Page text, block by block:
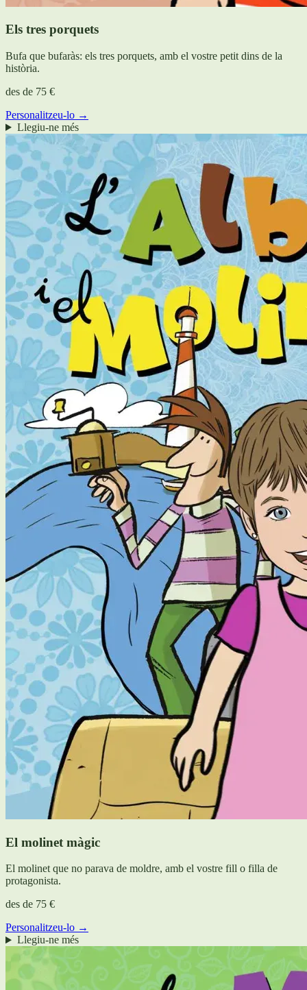
Els tres porquets
Bufa que bufaràs: els tres porquets, amb el vostre petit dins de la
història.
des de 75 €
Personalitzeu-lo →
Llegiu-ne més
El molinet màgic
El molinet que no parava de moldre, amb el vostre fill o filla de
protagonista.
des de 75 €
Personalitzeu-lo →
Llegiu-ne més